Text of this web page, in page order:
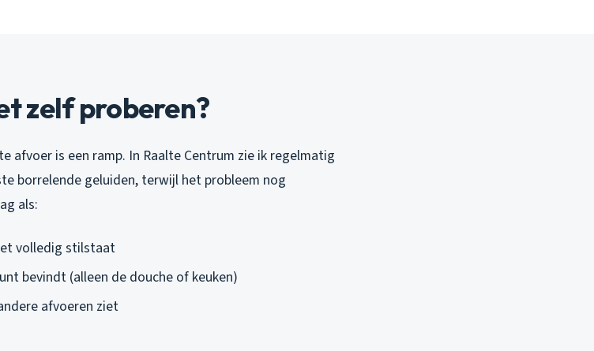
zelf proberen?
afvoer is een ramp. In Raalte Centrum zie ik regelmatig
borrelende geluiden, terwijl het probleem nog
als:
volledig stilstaat
bevindt (alleen de douche of keuken)
afvoeren ziet